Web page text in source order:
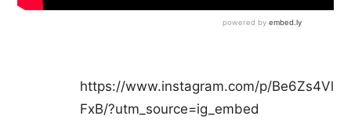
https://www.instagram.com/p/Be6Zs4Vl
FxB/?utm_source=ig_embed